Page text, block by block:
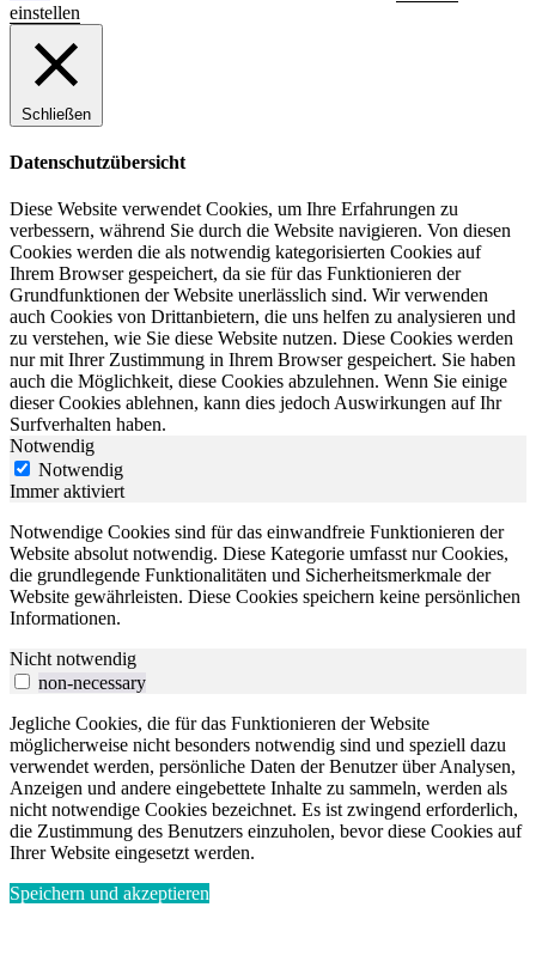
einstellen
Schließen
Datenschutzübersicht
Diese Website verwendet Cookies, um Ihre Erfahrungen zu
verbessern, während Sie durch die Website navigieren. Von diesen
Cookies werden die als notwendig kategorisierten Cookies auf
Ihrem Browser gespeichert, da sie für das Funktionieren der
Grundfunktionen der Website unerlässlich sind. Wir verwenden
auch Cookies von Drittanbietern, die uns helfen zu analysieren und
zu verstehen, wie Sie diese Website nutzen. Diese Cookies werden
nur mit Ihrer Zustimmung in Ihrem Browser gespeichert. Sie haben
auch die Möglichkeit, diese Cookies abzulehnen. Wenn Sie einige
dieser Cookies ablehnen, kann dies jedoch Auswirkungen auf Ihr
Surfverhalten haben.
Notwendig
Notwendig
Immer aktiviert
Notwendige Cookies sind für das einwandfreie Funktionieren der
Website absolut notwendig. Diese Kategorie umfasst nur Cookies,
die grundlegende Funktionalitäten und Sicherheitsmerkmale der
Website gewährleisten. Diese Cookies speichern keine persönlichen
Informationen.
Nicht notwendig
non-necessary
Jegliche Cookies, die für das Funktionieren der Website
möglicherweise nicht besonders notwendig sind und speziell dazu
verwendet werden, persönliche Daten der Benutzer über Analysen,
Anzeigen und andere eingebettete Inhalte zu sammeln, werden als
nicht notwendige Cookies bezeichnet. Es ist zwingend erforderlich,
die Zustimmung des Benutzers einzuholen, bevor diese Cookies auf
Ihrer Website eingesetzt werden.
Speichern und akzeptieren